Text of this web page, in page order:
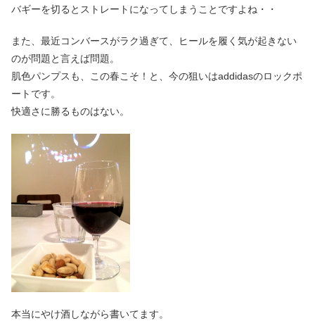
バギーを切るとストレートになってしまうことですよね・・
また、最近コンバースがラク過ぎて、ヒールを履く気が起きない
のが問題と言えば問題。
肌色パンプスも、この春こそ！と、今の狙いはaddidasのロックポ
ートです。
快適さに勝るものはない。
本当にやけ酒しながら書いてます。